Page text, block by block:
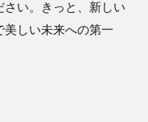
い。きっと、新しい
美しい未来への第一